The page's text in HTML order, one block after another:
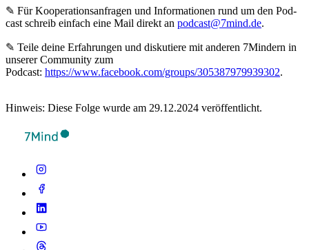
✎ Für Koope­ra­ti­ons­an­fra­gen und Infor­ma­tio­nen rund um den Pod­
cast schreib ein­fach eine Mail direkt an podcast@7mind.de.
✎ Teile deine Erfahrungen und diskutiere mit anderen 7Mindern in
unserer Community zum
Podcast: https://www.facebook.com/groups/305387979939302.
Hinweis: Diese Folge wurde am 29.12.2024 veröffentlicht.